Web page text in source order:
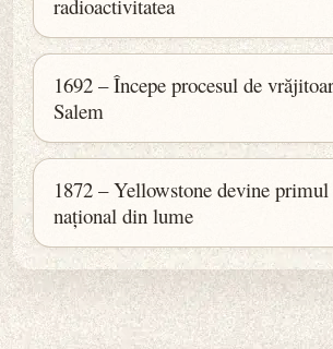
radioactivitatea
1692 – Începe procesul de
Salem
1872 – Yellowstone devine primul
național din lume